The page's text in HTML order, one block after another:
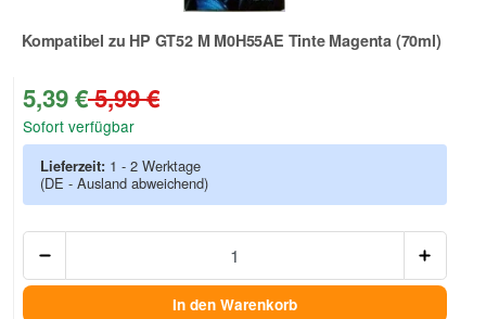
Kompatibel zu HP GT52 M M0H55AE Tinte Magenta (70ml)
Zur Artikelbewertung
5,39 €5,99 €
Sofort verfügbar
Lieferzeit: 1 - 2 Werktage
(DE - Ausland abweichend)
In den Warenkorb